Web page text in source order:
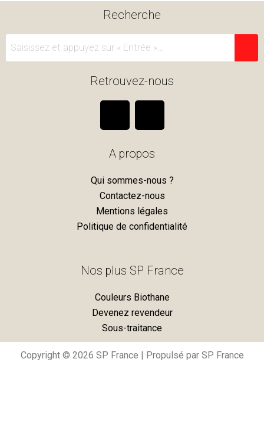
Recherche
Retrouvez-nous
F
a
c
e
b
o
o
k
n
s
t
a
g
r
a
m
A propos
Qui sommes-nous ?
Contactez-nous
Mentions légales
Politique de confidentialité
Nos plus SP France
Couleurs Biothane
Devenez revendeur
Sous-traitance
Copyright © 2026 SP France | Propulsé par SP France